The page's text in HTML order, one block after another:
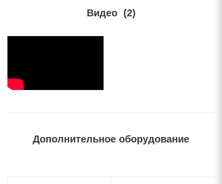
Видео (2)
Дополнительное оборудование